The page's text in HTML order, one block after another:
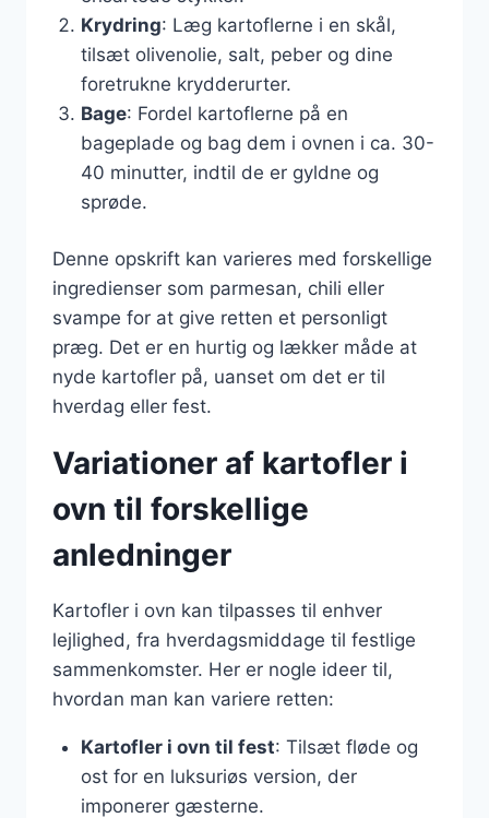
Krydring: Læg kartoflerne i en skål,
tilsæt olivenolie, salt, peber og dine
foretrukne krydderurter.
Bage: Fordel kartoflerne på en
bageplade og bag dem i ovnen i ca. 30-
40 minutter, indtil de er gyldne og
sprøde.
Denne opskrift kan varieres med forskellige
ingredienser som parmesan, chili eller
svampe for at give retten et personligt
præg. Det er en hurtig og lækker måde at
nyde kartofler på, uanset om det er til
hverdag eller fest.
Variationer af kartofler i
ovn til forskellige
anledninger
Kartofler i ovn kan tilpasses til enhver
lejlighed, fra hverdagsmiddage til festlige
sammenkomster. Her er nogle ideer til,
hvordan man kan variere retten:
Kartofler i ovn til fest: Tilsæt fløde og
ost for en luksuriøs version, der
imponerer gæsterne.